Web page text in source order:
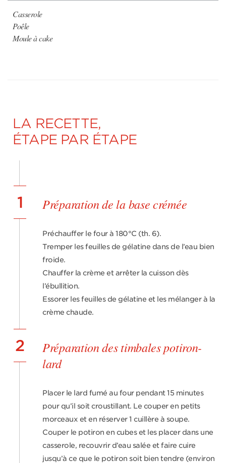
Casserole
Poêle
Moule à cake
LA RECETTE,
ÉTAPE PAR ÉTAPE
1 Préparation de la base crémée
Préchauffer le four à 180°C (th. 6).
Tremper les feuilles de gélatine dans de l’eau bien
froide.
Chauffer la crème et arrêter la cuisson dès
l’ébullition.
Essorer les feuilles de gélatine et les mélanger à la
crème chaude.
2
Préparation des timbales potiron-
lard
Placer le lard fumé au four pendant 15 minutes
pour qu’il soit croustillant. Le couper en petits
morceaux et en réserver 1 cuillère à soupe.
Couper le potiron en cubes et les placer dans une
casserole, recouvrir d’eau salée et faire cuire
jusqu’à ce que le potiron soit bien tendre (environ